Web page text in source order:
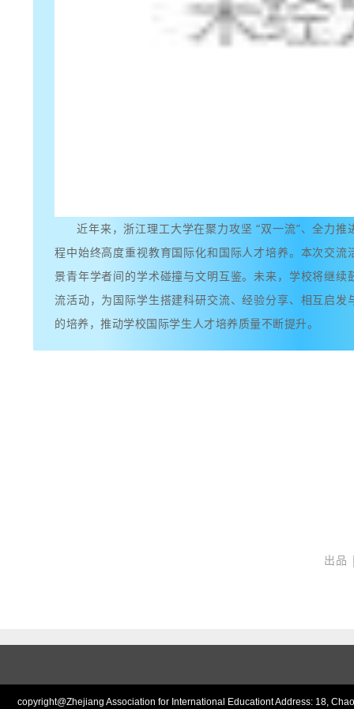
近年来，浙江理工大学在聚力攻坚 “双一流”、全力
程中始终高度重视教育国际化和国际人才培养。 本次交流
景青年学者间的学术碰撞与文明互鉴。未来，学校将继
流活动，为国际学生搭建科研交流、经验分享、相互启
的培养，推动学校国际学生人才培养质量不断提升。
出品
copyright@Zhejiang Association for International Educationt Address: 18,